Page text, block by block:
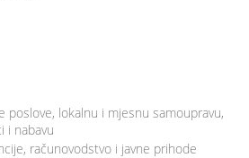
poslove, lokalnu i mjesnu samoupravu,
i nabavu
računovodstvo i javne prihode